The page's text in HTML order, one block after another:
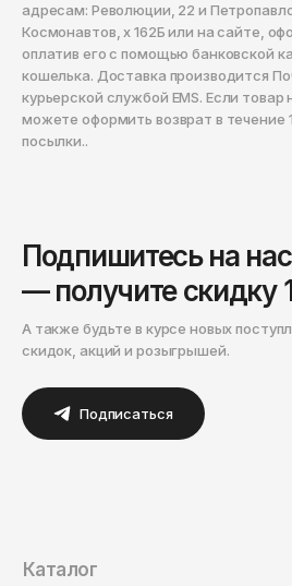
Подпишитесь на
— получите скидку
А также будьте в курсе новых
скидок, акций и розыгрышей.
Подписаться
адресам: Революции, 22 и
Космонавтов, x 162Б или на сайте,
оплатив его с помощью банковской
кошелька. Доставка производится
курьерской службой EMS. Если
можете оформить возврат в течение
посылки..
Каталог
Омск
Орёл
Оренбург
Пенза
Псков
Ростов-на-Дону
Рязань
Самара
Санкт-Петербург
Сергиев Посад